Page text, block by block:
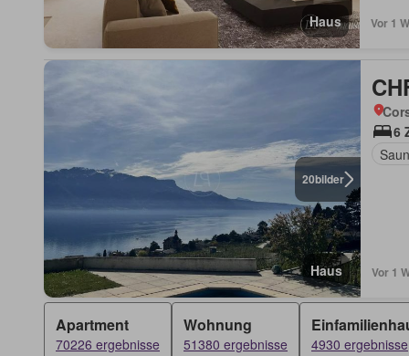
Haus Vor 1
20bilder
Haus
6
Vor 1
Apartment
70226 ergebnisse
Wohnung
51380 ergebnisse 4930 ergebnisse